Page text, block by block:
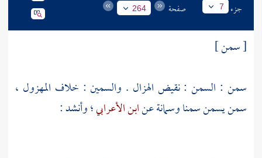
جزء 7 صفحة 264
[ سمن ]
سمن : السمن : نقيض الهزال . والسمين : خلاف المهزول ،
سمن يسمن سمنا وسمانة عنابن الأعرابي؛ وأنشد :